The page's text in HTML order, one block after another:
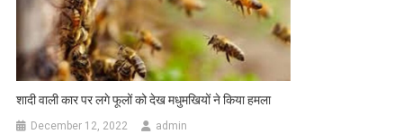
शादी वाली कार पर लगे फूलों को देख मधुमखियों ने किया हमला
December 12, 2022 admin